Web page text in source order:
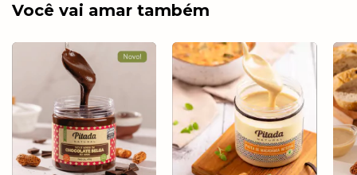
Você vai amar também